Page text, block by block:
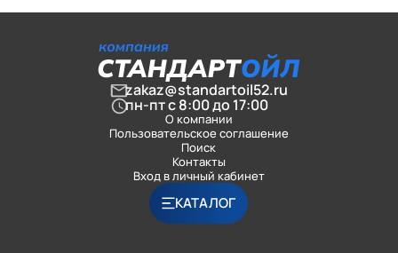
zakaz@standartoil52.ru
пн-пт с 8:00 до 17:00
О компании
Пользовательское соглашение
Поиск
Контакты
Вход в личный кабинет
КАТАЛОГ